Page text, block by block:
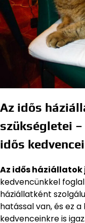
Az idős
szükségletei
idős
Az idős háziállatok
kedvencünkkel
háziállatként
hatással van, és ez
kedvenceinkre is